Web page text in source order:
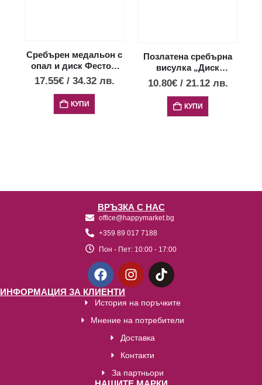
Сребърен медальон с
опал и диск Фестос,
XS
17.55€ / 34.32 лв.
КУПИ
Позлатена сребърна
висулка „Диск
Фестос“ с 4 опала,
10.80€ / 21.12 лв.
КУПИ
ВРЪЗКА С НАС
office@happymarket.bg
+359 89 017 7188
Пон - Пет: 10:00 - 17:00
ИНФОРМАЦИЯ ЗА КЛИЕНТИ
История на поръчките
Мнение на потребители
Доставка
Контакти
За партньори